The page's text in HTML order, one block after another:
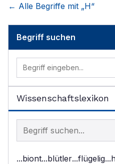
← Alle Begriffe mit „H“
Begriff suchen
Wissenschaftslexikon
Begriff im Lexikon suchen
...biont...blütler...flügelig